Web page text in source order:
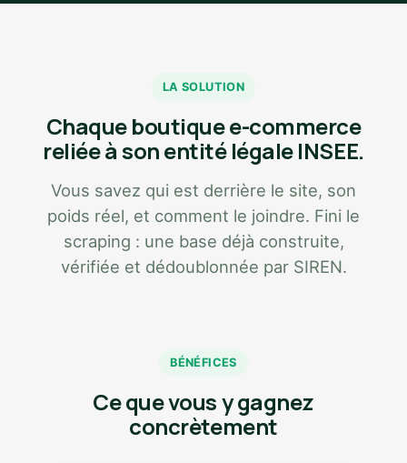
LA SOLUTION
Chaque boutique e-commerce
reliée à son entité légale INSEE.
Vous savez qui est derrière le site, son
poids réel, et comment le joindre. Fini le
scraping : une base déjà construite,
vérifiée et dédoublonnée par SIREN.
BÉNÉFICES
Ce que vous y gagnez
concrètement